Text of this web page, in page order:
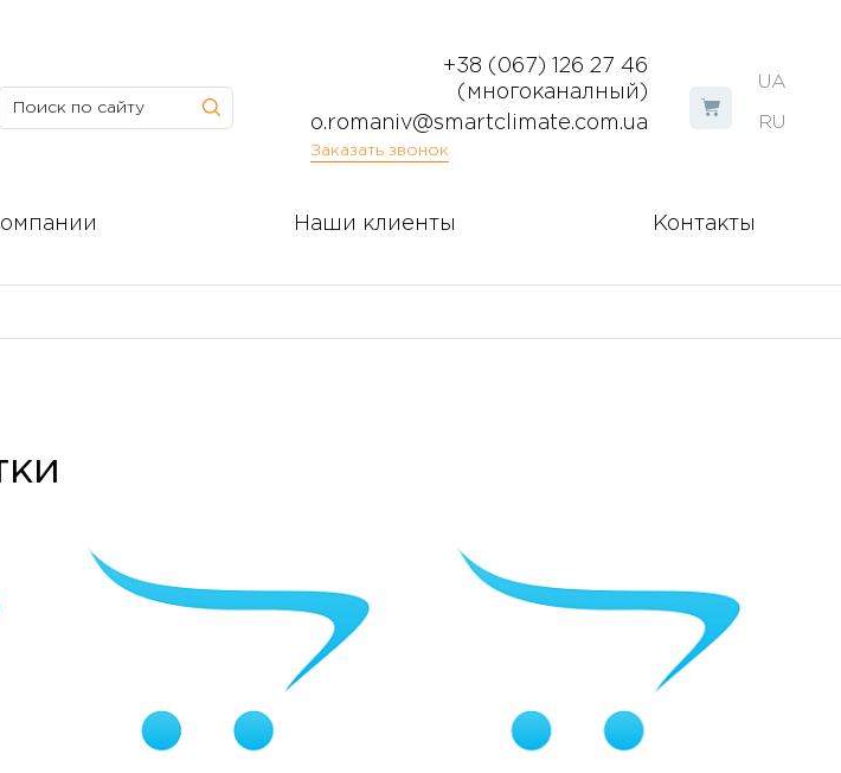
UA
RU
+38 (067) 126 27 46
(многоканалный)
o.romaniv@smartclimate.com.ua
Заказать звонок
Наши клиенты Контакты